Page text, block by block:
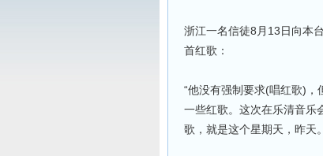
浙江一名信徒8月13日向本
首红歌：
“他没有强制要求(唱红歌)
一些红歌。这次在乐清音乐
歌，就是这个星期天，昨天